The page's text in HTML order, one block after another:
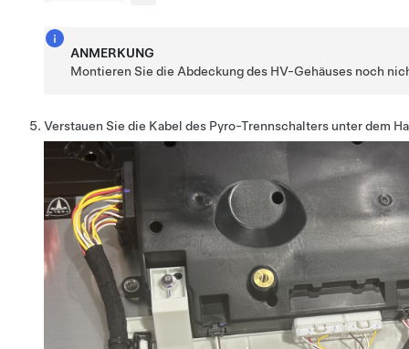
ANMERKUNG
Montieren Sie die Abdeckung des HV-Gehäuses noch
Verstauen Sie die Kabel des Pyro-Trennschalters unter dem